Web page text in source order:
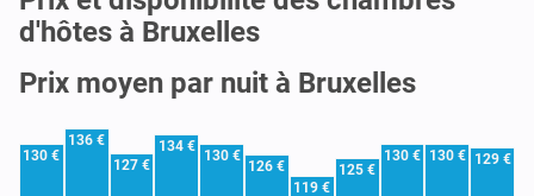
d'hôtes à Bruxelles
Prix moyen par nuit à Bruxelles
130 €
136 €
127 €
134 €
130 €
126 €
119 €
125 €
130 € 130 € 129 €